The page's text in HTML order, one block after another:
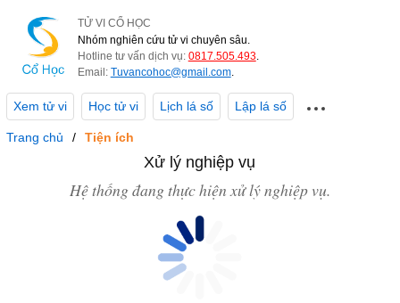
TỬ VI CỔ HỌC
Nhóm nghiên cứu tử vi chuyên sâu.
Hotline tư vấn dịch vụ: 0817.505.493.
Email: Tuvancohoc@gmail.com.
Xem tử vi Học tử vi Lịch lá số Lập lá số
Trang chủ Tiện ích
Xử lý nghiệp vụ
Hệ thống đang thực hiện xử lý nghiệp vụ.